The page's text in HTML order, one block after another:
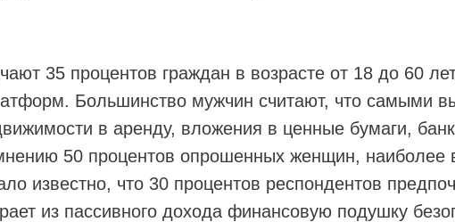
35 процентов граждан в возрасте от 18 до 60
Большинство мужчин считают, что самыми
в аренду, вложения в ценные бумаги,
50 процентов опрошенных женщин, наиболее
известно, что 30 процентов респондентов
из пассивного дохода финансовую подушку